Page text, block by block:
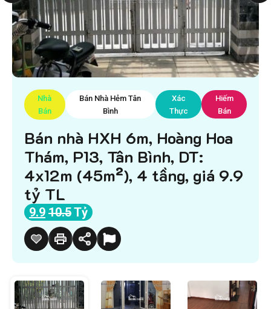
Nhà
Bán
Bán Nhà Hẻm Tân
Bình
Xác
Thực
Hiếm
Bán
Bán nhà HXH 6m, Hoàng Hoa
Thám, P13, Tân Bình, DT:
4x12m (45m²), 4 tầng, giá 9.9
tỷ TL
9.9 10.5Tỷ